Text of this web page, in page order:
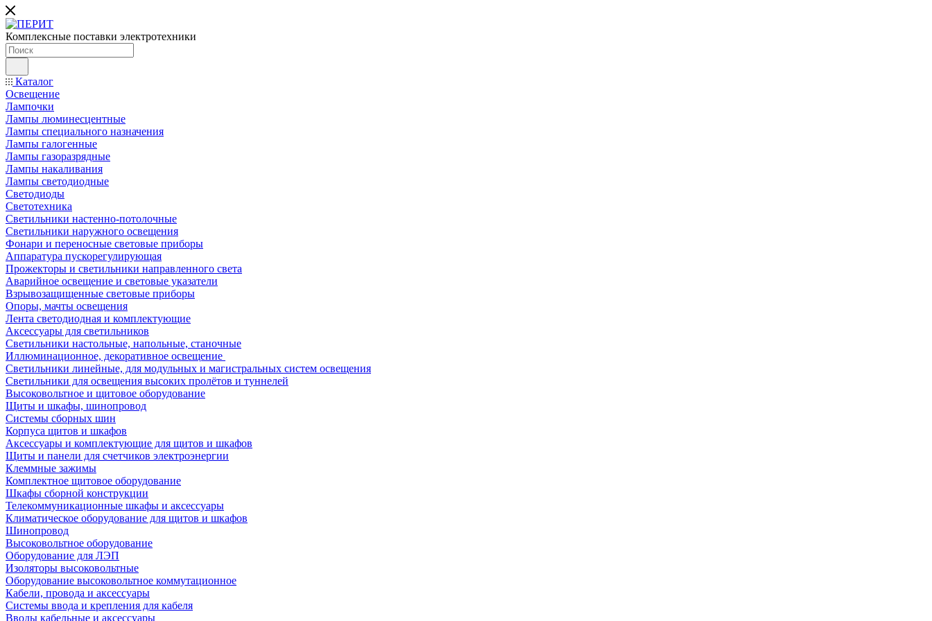
Комплексные поставки электротехники
Каталог
Освещение
Лампочки
Лампы люминесцентные
Лампы специального назначения
Лампы галогенные
Лампы газоразрядные
Лампы накаливания
Лампы светодиодные
Светодиоды
Светотехника
Светильники настенно-потолочные
Светильники наружного освещения
Фонари и переносные световые приборы
Аппаратура пускорегулирующая
Прожекторы и светильники направленного света
Аварийное освещение и световые указатели
Взрывозащищенные световые приборы
Опоры, мачты освещения
Лента светодиодная и комплектующие
Аксессуары для светильников
Светильники настольные, напольные, станочные
Иллюминационное, декоративное освещение
Светильники линейные, для модульных и магистральных систем освещения
Светильники для освещения высоких пролётов и туннелей
Высоковольтное и щитовое оборудование
Щиты и шкафы, шинопровод
Системы сборных шин
Корпуса щитов и шкафов
Аксессуары и комплектующие для щитов и шкафов
Щиты и панели для счетчиков электроэнергии
Клеммные зажимы
Комплектное щитовое оборудование
Шкафы сборной конструкции
Телекоммуникационные шкафы и аксессуары
Климатическое оборудование для щитов и шкафов
Шинопровод
Высоковольтное оборудование
Оборудование для ЛЭП
Изоляторы высоковольтные
Оборудование высоковольтное коммутационное
Кабели, провода и аксессуары
Системы ввода и крепления для кабеля
Вводы кабельные и аксессуары